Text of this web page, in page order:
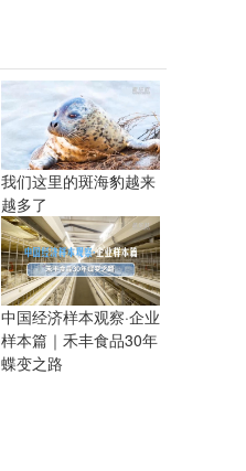
我们这里的斑海豹越来
越多了
中国经济样本观察·企业
样本篇｜禾丰食品30年
蝶变之路